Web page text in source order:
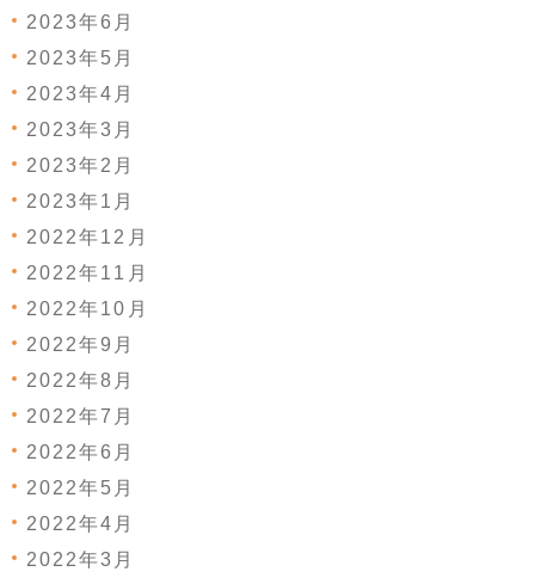
2023年6月
2023年5月
2023年4月
2023年3月
2023年2月
2023年1月
2022年12月
2022年11月
2022年10月
2022年9月
2022年8月
2022年7月
2022年6月
2022年5月
2022年4月
2022年3月